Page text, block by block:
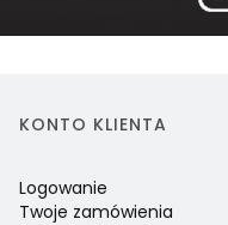
Linki w stopce
KONTO KLIENTA
Logowanie
Twoje zamówienia